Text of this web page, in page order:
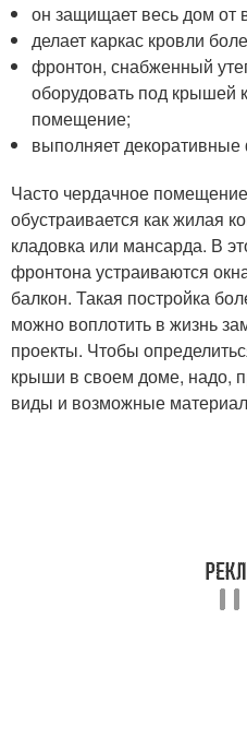
он защищает весь дом от
делает каркас кровли
фронтон, снабженный
оборудовать под крышей
помещение;
выполняет декоративные
Часто чердачное
обустраивается как жилая
кладовка или мансарда. В
фронтона устраиваются
балкон. Такая постройка
можно воплотить в жизнь
проекты. Чтобы
крыши в своем доме, надо,
виды и возможные